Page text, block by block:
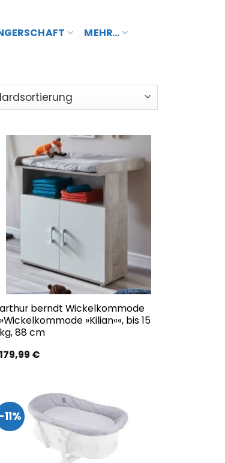
MEHR…
arthur berndt Wickelkommode
»Wickelkommode »Kilian««, bis 15
kg, 88 cm
179,99 €